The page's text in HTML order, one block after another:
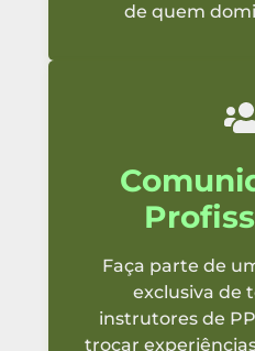
de quem
Faça parte de
exclusiva de
instrutores de
trocar